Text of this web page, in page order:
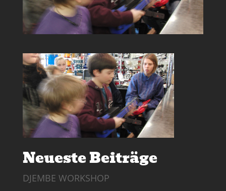
Neueste Beiträge
DJEMBE WORKSHOP